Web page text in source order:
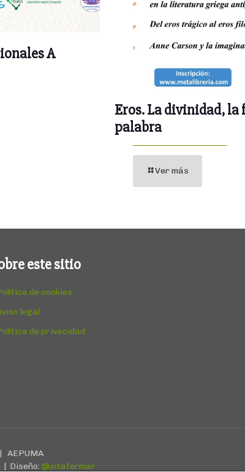
A
Eros. La divinidad, la
palabra
Ver más
este sitio
de cookies
legal
de privacidad
| Diseño: @jotafermar